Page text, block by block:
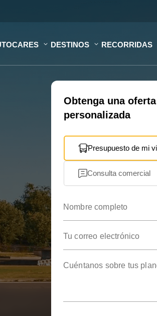
DESTINOS RECORRIDAS
Obtenga una oferta
personalizada
Presupuesto de mi
Consulta comercial